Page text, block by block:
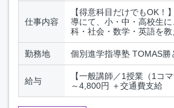
仕事内容
【得意科目だけでもOK！
導にて、小・中・高校生
科・社会・数学・英語を教
勤務地 個別進学指導塾 TOMAS勝
給与
【一般講師／1授業（1コ
～4,800円 ＋交通費支給